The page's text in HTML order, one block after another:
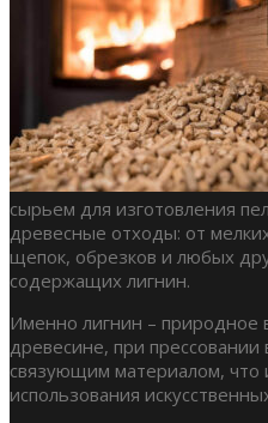
сырьем для изготовления
древесные отходы: от
щепок, обрезков и любых
содержащих лигнин.
Именно лигнин –
древесине, при
связующим материалом, что
использования